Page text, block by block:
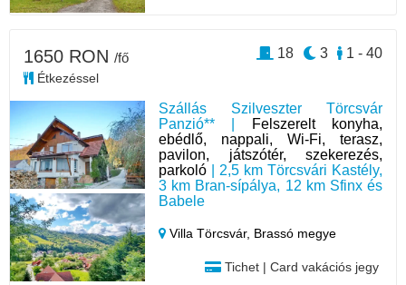
Szállás Szilveszter Törcsvár
Panzió** |
Felszerelt konyha,
ebédlő, nappali, Wi-Fi, terasz,
pavilon, játszótér, szekerezés,
parkoló | 2,5 km Törcsvári Kastély,
3 km Bran-sípálya, 12 km Sfinx és
Babele
Villa Törcsvár, Brassó megye
Tichet | Card vakációs jegy
1650 RON /fő
Étkezéssel
1 - 40
3
18